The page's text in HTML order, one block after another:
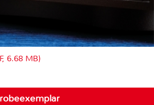
6.68 MB)